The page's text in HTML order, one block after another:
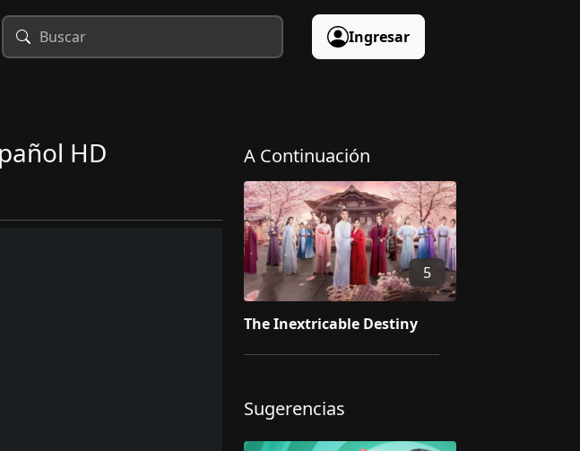
Ingresar
HD A Continuación
5
The Inextricable Destiny
Sugerencias